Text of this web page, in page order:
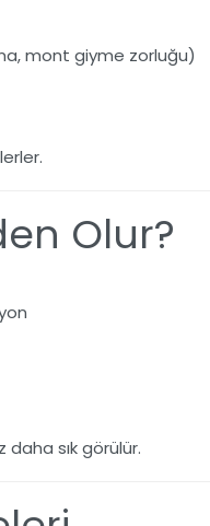
mont giyme zorluğu)
Olur?
sık görülür.